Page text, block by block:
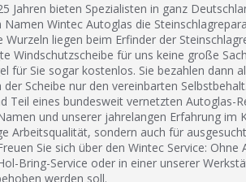
Jahren bieten Spezialisten in ganz
Wintec Autoglas die
Wurzeln liegen beim Erfinder der
Windschutzscheibe für uns keine große
für Sie sogar kostenlos. Sie bezahlen dann
der Scheibe nur den vereinbarten
Teil eines bundesweit vernetzten Autoglas-
und unserer jahrelangen Erfahrung im
Arbeitsqualität, sondern auch für
Sie sich über den Wintec Service:
Bring-Service oder in einer unserer
werden soll.